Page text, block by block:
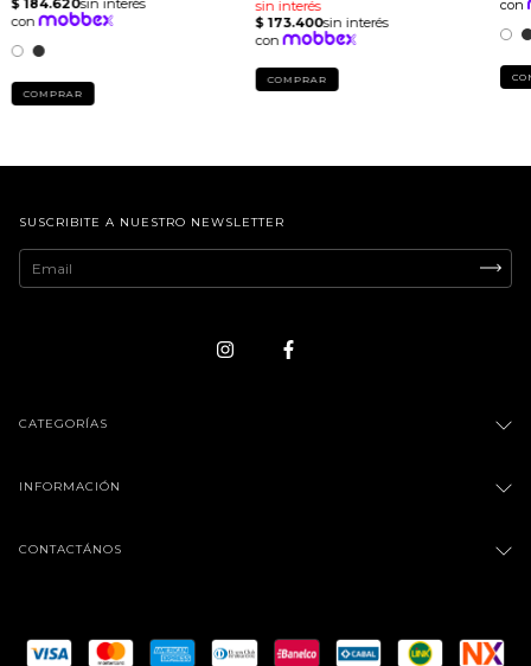
COMPRAR
COMPRAR
SUSCRIBITE A NUESTRO NEWSLETTER
CATEGORÍAS
INFORMACIÓN
CONTACTÁNOS